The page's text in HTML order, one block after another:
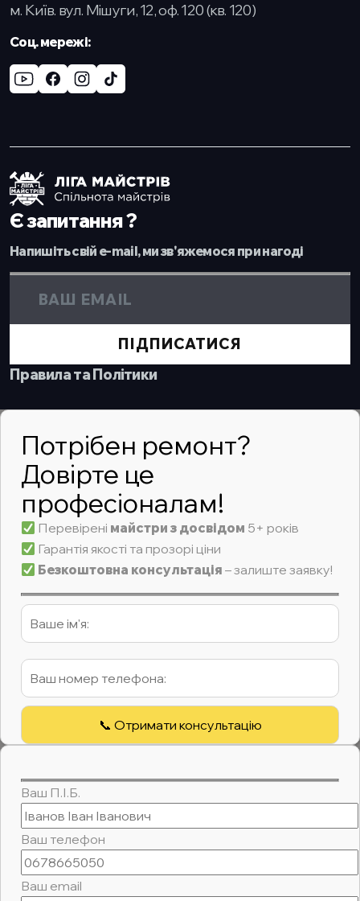
м. Київ. вул. Мішуги, 12, оф. 120 (кв. 120)
Cоц. мережі:
Є запитання ?
Напишіть свій e-mail, ми зв'яжемося при нагоді
ПІДПИСАТИСЯ
Правила та Політики
Потрібен ремонт?
Довірте це
професіоналам!
Перевірені майстри з досвідом 5+ років
Гарантія якості та прозорі ціни
Безкоштовна консультація – залиште заявку!
Ваш П.І.Б.
Ваш телефон
Ваш email